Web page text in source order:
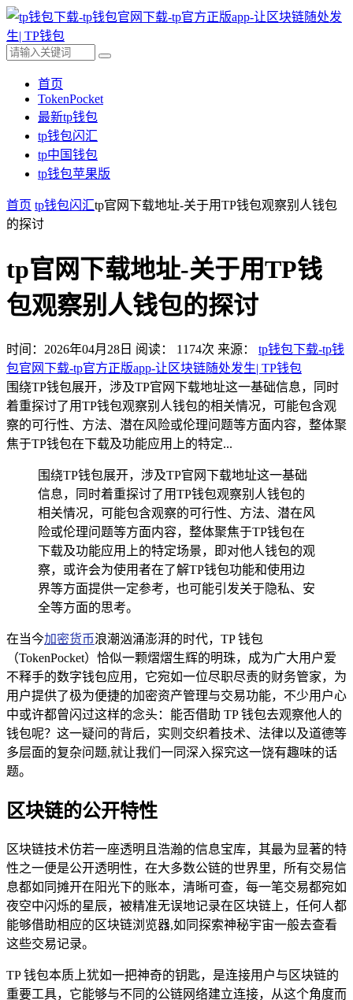
首页
TokenPocket
最新tp钱包
tp钱包闪汇
tp中国钱包
tp钱包苹果版
首页 tp钱包闪汇tp官网下载地址-关于用TP钱包观察别人钱包
的探讨
tp官网下载地址-关于用TP钱
包观察别人钱包的探讨
时间：2026年04月28日 阅读： 1174次 来源： tp钱包下载-tp钱
包官网下载-tp官方正版app-让区块链随处发生| TP钱包
围绕TP钱包展开，涉及TP官网下载地址这一基础信息，同时
着重探讨了用TP钱包观察别人钱包的相关情况，可能包含观
察的可行性、方法、潜在风险或伦理问题等方面内容，整体聚
焦于TP钱包在下载及功能应用上的特定...
围绕TP钱包展开，涉及TP官网下载地址这一基础
信息，同时着重探讨了用TP钱包观察别人钱包的
相关情况，可能包含观察的可行性、方法、潜在风
险或伦理问题等方面内容，整体聚焦于TP钱包在
下载及功能应用上的特定场景，即对他人钱包的观
察，或许会为使用者在了解TP钱包功能和使用边
界等方面提供一定参考，也可能引发关于隐私、安
全等方面的思考。
在当今加密货币浪潮汹涌澎湃的时代，TP 钱包
（TokenPocket）恰似一颗熠熠生辉的明珠，成为广大用户爱
不释手的数字钱包应用，它宛如一位尽职尽责的财务管家，为
用户提供了极为便捷的加密资产管理与交易功能，不少用户心
中或许都曾闪过这样的念头：能否借助 TP 钱包去观察他人的
钱包呢？这一疑问的背后，实则交织着技术、法律以及道德等
多层面的复杂问题,就让我们一同深入探究这一饶有趣味的话
题。
区块链的公开特性
区块链技术仿若一座透明且浩瀚的信息宝库，其最为显著的特
性之一便是公开透明性，在大多数公链的世界里，所有交易信
息都如同摊开在阳光下的账本，清晰可查，每一笔交易都宛如
夜空中闪烁的星辰，被精准无误地记录在区块链上，任何人都
能够借助相应的区块链浏览器,如同探索神秘宇宙一般去查看
这些交易记录。
TP 钱包本质上犹如一把神奇的钥匙，是连接用户与区块链的
重要工具，它能够与不同的公链网络建立连接，从这个角度而